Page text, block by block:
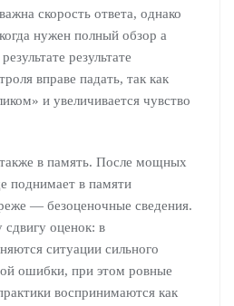
скорость ответа, однако
нужен полный обзор а
результате
вправе падать, так как
и увеличивается чувство
в память. После мощных
поднимает в памяти
— безоценочные сведения.
сдвигу оценок: в
ситуации сильного
ошибки, при этом ровные
воспринимаются как